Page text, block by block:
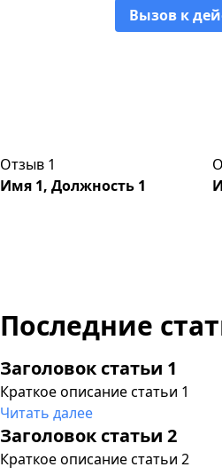
Вызов к
Отзыв 1
Имя 1, Должность 1
Последние
Заголовок статьи 1
Краткое описание статьи 1
Читать далее
Заголовок статьи 2
Краткое описание статьи 2